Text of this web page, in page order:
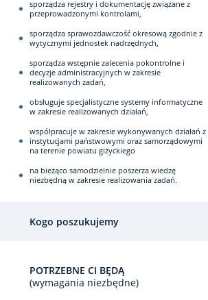
sporządza rejestry i dokumentację związane z
przeprowadzonymi kontrolami,
sporządza sprawozdawczość okresową zgodnie z
wytycznymi jednostek nadrzędnych,
sporządza wstępnie zalecenia pokontrolne i
decyzje administracyjnych w zakresie
realizowanych zadań,
obsługuje specjalistyczne systemy informatyczne
w zakresie realizowanych działań,
współpracuje w zakresie wykonywanych działań z
instytucjami państwowymi oraz samorządowymi
na terenie powiatu giżyckiego
na bieżąco samodzielnie poszerza wiedzę
niezbędną w zakresie realizowania zadań.
Kogo poszukujemy
POTRZEBNE CI BĘDĄ
(wymagania niezbędne)